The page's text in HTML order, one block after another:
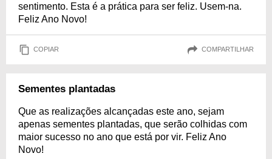
sentimento. Esta é a prática para ser feliz. Usem-na.
Feliz Ano Novo!
COPIAR COMPARTILHAR
Sementes plantadas
Que as realizações alcançadas este ano, sejam
apenas sementes plantadas, que serão colhidas com
maior sucesso no ano que está por vir. Feliz Ano
Novo!